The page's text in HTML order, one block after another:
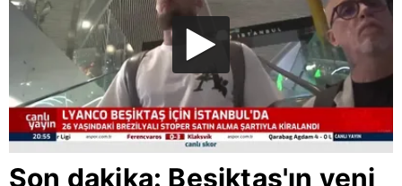
Son dakika: Beşiktaş'ın yeni